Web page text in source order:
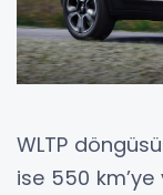
WLTP
ise 550